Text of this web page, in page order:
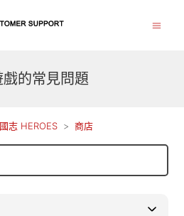
戲的常見問題
志 HEROES 商店